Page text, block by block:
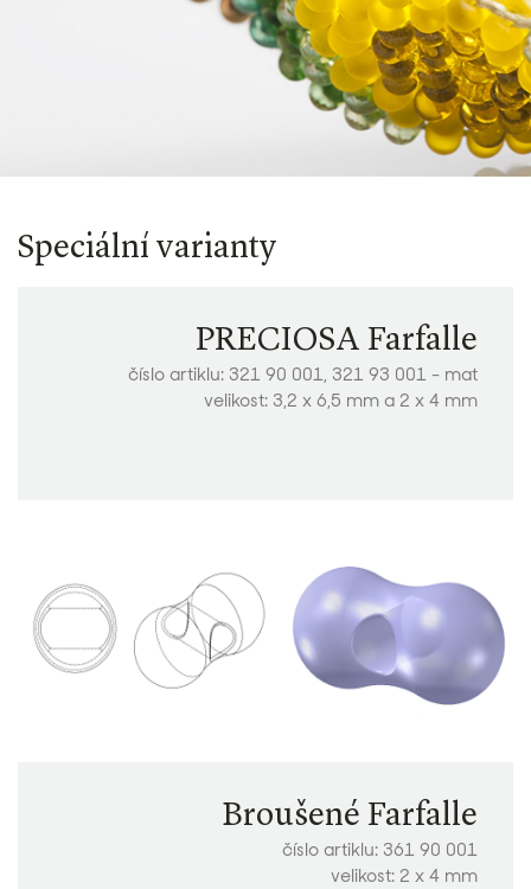
Speciální varianty
PRECIOSA Farfalle
číslo artiklu: 321 90 001, 321 93 001 - mat
velikost: 3,2 x 6,5 mm a 2 x 4 mm
Broušené Farfalle
číslo artiklu: 361 90 001
velikost: 2 x 4 mm